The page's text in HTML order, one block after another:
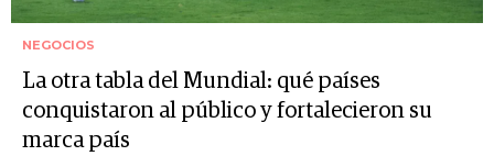
NEGOCIOS
La otra tabla del Mundial: qué países
conquistaron al público y fortalecieron su
marca país